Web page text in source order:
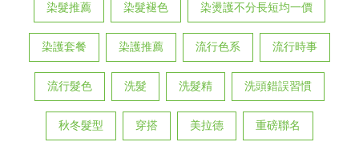
染髮推薦 染髮褪色 染燙護不分長短均一價
染護套餐 染護推薦 流行色系 流行時事
流行髮色 洗髮 洗髮精 洗頭錯誤習慣
秋冬髮型 穿搭 美拉德 重磅聯名